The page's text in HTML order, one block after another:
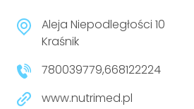
Aleja Niepodległości 10
Kraśnik
780039779,668122224
www.nutrimed.pl